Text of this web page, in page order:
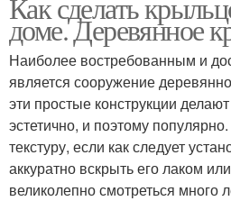
доме. Деревянное
Наиболее востребованным и
является сооружение
эти простые конструкции
эстетично, и поэтому
текстуру, если как следует
аккуратно вскрыть его лаком
великолепно смотреться много